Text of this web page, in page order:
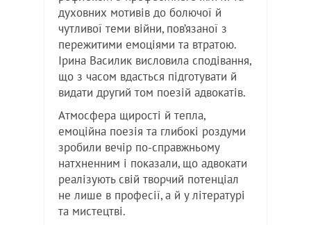
духовних мотивів до болючої й
чутливої теми війни, пов’язаної з
пережитими емоціями та втратою.
Ірина Василик висловила сподівання,
що з часом вдасться підготувати й
видати другий том поезій адвокатів.
Атмосфера щирості й тепла,
емоційна поезія та глибокі роздуми
зробили вечір по-справжньому
натхненним і показали, що адвокати
реалізують свій творчий потенціал
не лише в професії, а й у літературі
та мистецтві.